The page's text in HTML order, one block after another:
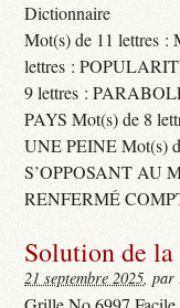
Dictionnaire
Mot(s) de 11 lettres
lettres :
9 lettres :
PAYS Mot(s) de 8
UNE PEINE Mot(s)
S’OPPOSANT AU
RENFERMÉ
Solution de
21 septembre 2025, par